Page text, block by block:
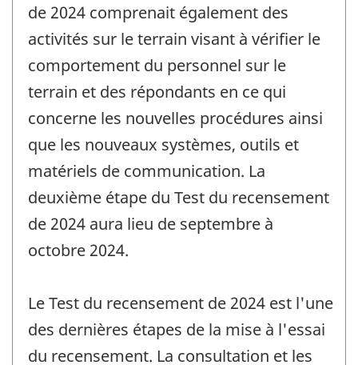
de 2024 comprenait également des
activités sur le terrain visant à vérifier le
comportement du personnel sur le
terrain et des répondants en ce qui
concerne les nouvelles procédures ainsi
que les nouveaux systèmes, outils et
matériels de communication. La
deuxième étape du Test du recensement
de 2024 aura lieu de septembre à
octobre 2024.
Le Test du recensement de 2024 est l'une
des dernières étapes de la mise à l'essai
du recensement. La consultation et les